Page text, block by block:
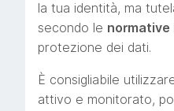
la tua identità, ma
secondo le normative
protezione dei dati.
È consigliabile
attivo e monitorato,